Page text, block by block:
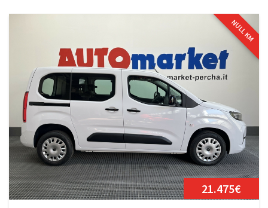
NULL KM
21.475€